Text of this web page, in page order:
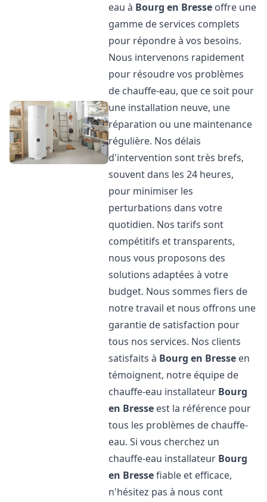
eau à Bourg en Bresse offre une
gamme de services complets
pour répondre à vos besoins.
Nous intervenons rapidement
pour résoudre vos problèmes
de chauffe-eau, que ce soit pour
une installation neuve, une
réparation ou une maintenance
régulière. Nos délais
d'intervention sont très brefs,
souvent dans les 24 heures,
pour minimiser les
perturbations dans votre
quotidien. Nos tarifs sont
compétitifs et transparents,
nous vous proposons des
solutions adaptées à votre
budget. Nous sommes fiers de
notre travail et nous offrons une
garantie de satisfaction pour
tous nos services. Nos clients
satisfaits à Bourg en Bresse en
témoignent, notre équipe de
chauffe-eau installateur Bourg
en Bresse est la référence pour
tous les problèmes de chauffe-
eau. Si vous cherchez un
chauffe-eau installateur Bourg
en Bressefiable et efficace,
n'hésitez pas à nous cont